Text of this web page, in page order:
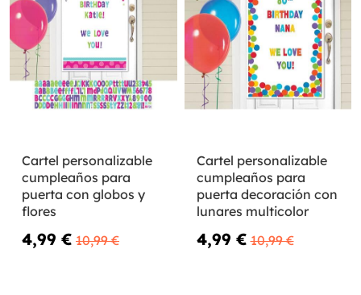
Cartel personalizable
cumpleaños para
puerta con globos y
flores
4,99 € 10,99 €
Cartel personalizable
cumpleaños para
puerta decoración con
lunares multicolor
4,99 € 10,99 €